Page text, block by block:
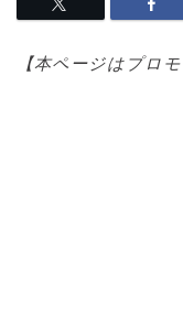
【本ページはプロモ